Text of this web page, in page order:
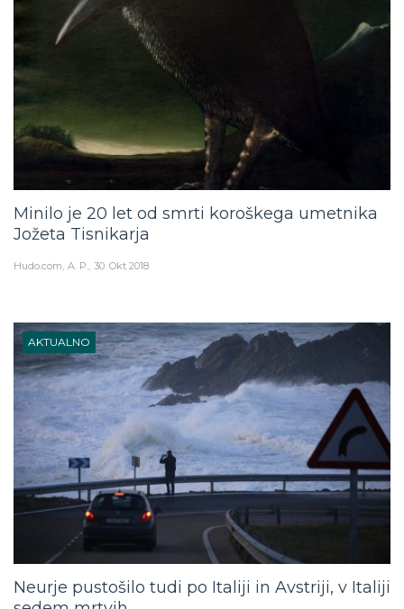
Minilo je 20 let od smrti koroškega umetnika
Jožeta Tisnikarja
Hudo.com A. P. 30. Okt 2018
AKTUALNO
Neurje pustošilo tudi po Italiji in Avstriji, v Italiji